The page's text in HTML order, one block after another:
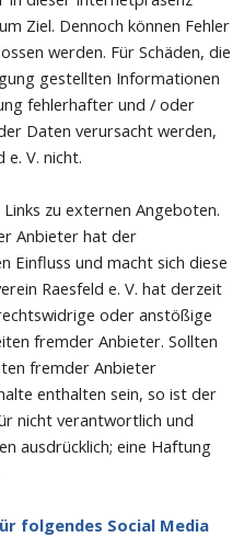
Ziel. Dennoch können Fehler
werden. Für Schäden, die
gestellten Informationen
fehlerhafter und / oder
Daten verursacht werden,
V. nicht.
zu externen Angeboten.
Anbieter hat der
Einfluss und macht sich diese
Raesfeld e. V. hat derzeit
oder anstößige
fremder Anbieter. Sollten
fremder Anbieter
enthalten sein, so ist der
nicht verantwortlich und
ausdrücklich; eine Haftung
folgendes Social Media